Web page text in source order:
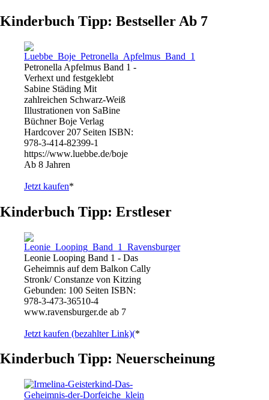
Kinderbuch Tipp: Bestseller Ab 7
Petronella Apfelmus Band 1 -
Verhext und festgeklebt
Sabine Städing Mit
zahlreichen Schwarz-Weiß
Illustrationen von SaBine
Büchner Boje Verlag
Hardcover 207 Seiten ISBN:
978-3-414-82399-1
https://www.luebbe.de/boje
Ab 8 Jahren
Jetzt kaufen*
Kinderbuch Tipp: Erstleser
Leonie Looping Band 1 - Das
Geheimnis auf dem Balkon Cally
Stronk/ Constanze von Kitzing
Gebunden: 100 Seiten ISBN:
978-3-473-36510-4
www.ravensburger.de ab 7
Jetzt kaufen (bezahlter Link)(*
Kinderbuch Tipp: Neuerscheinung